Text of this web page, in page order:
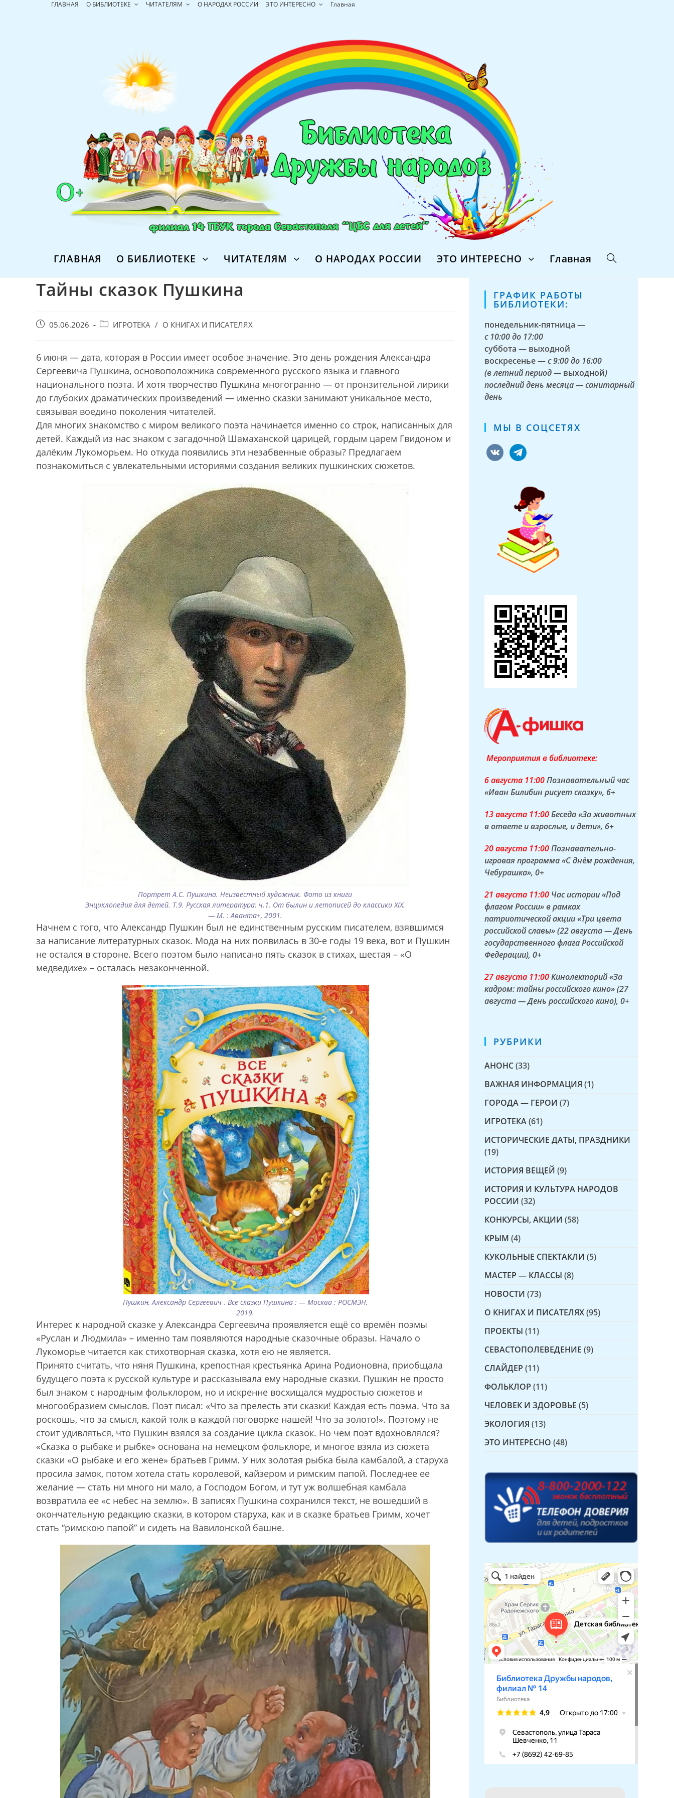
ГЛАВНАЯ О БИБЛИОТЕКЕ ЧИТАТЕЛЯМ О НАРОДАХ РОССИИ ЭТО ИНТЕРЕСНО Главная
ГЛАВНАЯ О БИБЛИОТЕКЕ ЧИТАТЕЛЯМ О НАРОДАХ РОССИИ ЭТО ИНТЕРЕСНО Главная
Тайны сказок Пушкина
Запись05.06.2026
Post ИГРОТЕКА / О КНИГАХ И ПИСАТЕЛЯХ
6 июня — дата, которая в России имеет особое значение. Это день рождения Александра
Сергеевича Пушкина, основоположника современного русского языка и главного
национального поэта. И хотя творчество Пушкина многогранно — от пронзительной лирики
до глубоких драматических произведений — именно сказки занимают уникальное место,
связывая воедино поколения читателей.
Для многих знакомство с миром великого поэта начинается именно со строк, написанных для
детей. Каждый из нас знаком с загадочной Шамаханской царицей, гордым царем Гвидоном и
далёким Лукоморьем. Но откуда появились эти незабвенные образы? Предлагаем
познакомиться с увлекательными историями создания великих пушкинских сюжетов.
Портрет А.С. Пушкина. Неизвестный художник. Фото из книги
Энциклопедия для детей. Т.9. Русская литература: ч.1. От былин и летописей до классики XIX.
— М. : Аванта+, 2001.
Начнем с того, что Александр Пушкин был не единственным русским писателем, взявшимся
за написание литературных сказок. Мода на них появилась в 30-е годы 19 века, вот и Пушкин
не остался в стороне. Всего поэтом было написано пять сказок в стихах, шестая – «О
медведихе» – осталась незаконченной.
Пушкин, Александр Сергеевич . Все сказки Пушкина : — Москва : РОСМЭН,
2019.
Интерес к народной сказке у Александра Сергеевича проявляется ещё со времён поэмы
«Руслан и Людмила» – именно там появляются народные сказочные образы. Начало о
Лукоморье читается как стихотворная сказка, хотя ею не является.
Принято считать, что няня Пушкина, крепостная крестьянка Арина Родионовна, приобщала
будущего поэта к русской культуре и рассказывала ему народные сказки. Пушкин не просто
был знаком с народным фольклором, но и искренне восхищался мудростью сюжетов и
многообразием смыслов. Поэт писал: «Что за прелесть эти сказки! Каждая есть поэма. Что за
роскошь, что за смысл, какой толк в каждой поговорке нашей! Что за золото!». Поэтому не
стоит удивляться, что Пушкин взялся за создание цикла сказок. Но чем поэт вдохновлялся?
«Сказка о рыбаке и рыбке» основана на немецком фольклоре, и многое взяла из сюжета
сказки «О рыбаке и его жене» братьев Гримм. У них золотая рыбка была камбалой, а старуха
просила замок, потом хотела стать королевой, кайзером и римским папой. Последнее ее
желание — стать ни много ни мало, а Господом Богом, и тут уж волшебная камбала
возвратила ее «с небес на землю». В записях Пушкина сохранился текст, не вошедший в
окончательную редакцию сказки, в котором старуха, как и в сказке братьев Гримм, хочет
стать “римскою папой” и сидеть на Вавилонской башне.
ГРАФИК РАБОТЫ
БИБЛИОТЕКИ:
понедельник-пятница —
с 10:00 до 17:00
суббота — выходной
воскресенье —с 9:00 до 16:00
(в летний период — выходной)
последний день месяца — санитарный
день
МЫ В СОЦСЕТЯХ
vkontaktetelegram
Мероприятия в библиотеке:
6 августа 11:00Познавательный час
«Иван Билибин рисует сказку», 6+
13 августа 11:00Беседа «За животных
в ответе и взрослые, и дети», 6+
20 августа 11:00Познавательно-
игровая программа «С днём рождения,
Чебурашка», 0+
21 августа 11:00 Час истории «Под
флагом России» в рамках
патриотической акции «Три цвета
российской славы» (22 августа — День
государственного флага Российской
Федерации), 0+
27 августа 11:00Кинолекторий «За
кадром: тайны российского кино» (27
августа — День российского кино), 0+
РУБРИКИ
АНОНС(33)
ВАЖНАЯ ИНФОРМАЦИЯ (1)
ГОРОДА — ГЕРОИ (7)
ИГРОТЕКА(61)
ИСТОРИЧЕСКИЕ ДАТЫ, ПРАЗДНИКИ
(19)
ИСТОРИЯ ВЕЩЕЙ (9)
ИСТОРИЯ И КУЛЬТУРА НАРОДОВ
РОССИИ (32)
КОНКУРСЫ, АКЦИИ (58)
КРЫМ (4)
КУКОЛЬНЫЕ СПЕКТАКЛИ (5)
МАСТЕР — КЛАССЫ (8)
НОВОСТИ (73)
О КНИГАХ И ПИСАТЕЛЯХ(95)
ПРОЕКТЫ (11)
СЕВАСТОПОЛЕВЕДЕНИЕ (9)
СЛАЙДЕР (11)
ФОЛЬКЛОР (11)
ЧЕЛОВЕК И ЗДОРОВЬЕ (5)
ЭКОЛОГИЯ (13)
ЭТО ИНТЕРЕСНО (48)
Детская библиотека № 14 Дружбы народов
Библиотека в Севастополе